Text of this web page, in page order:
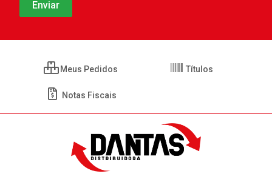
Meus Pedidos Títulos
Notas Fiscais